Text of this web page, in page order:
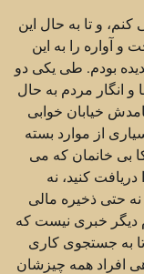
کنم، و تا به حال این
آواره را به این
بودم. طی یکی دو
انگار مردم به حال
خیابان خوابی
از موارد بسته
بی خانمان که می
کنید، نه
حتی ذخیره مالی
دیگر خبری نیست که
به جستجوی کاری
افراد همه چیزشان